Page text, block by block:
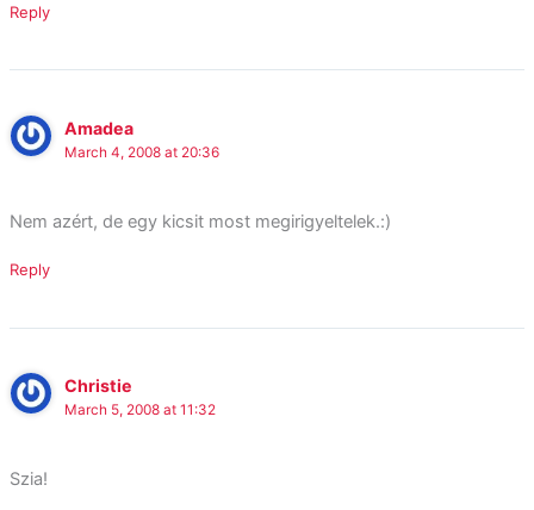
Reply
Amadea
March 4, 2008 at 20:36
Nem azért, de egy kicsit most megirigyeltelek.:)
Reply
Christie
March 5, 2008 at 11:32
Szia!